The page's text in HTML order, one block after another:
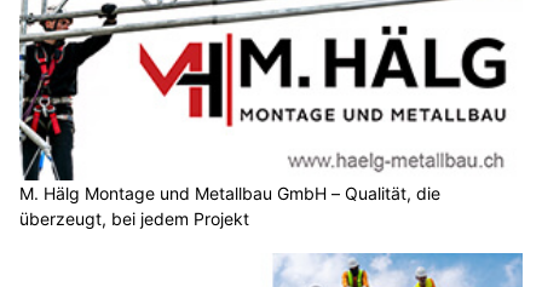
M. Hälg Montage und Metallbau GmbH – Qualität, die
überzeugt, bei jedem Projekt